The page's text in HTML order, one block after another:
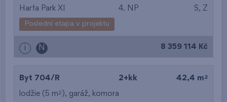
Harfa Park XI 4. NP S, Z
Poslední etapa v projektu
i N 8 359 114 Kč
Byt 704/R 2+kk 42,4 m 2
lodžie (5 m2 ), garáž, komora